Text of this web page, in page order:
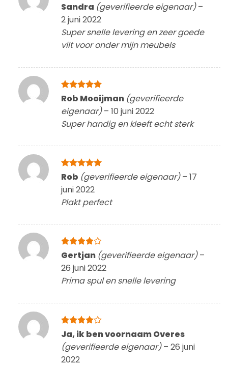
Gewaardeerd
Sandra (geverifieerde eigenaar) –
2 juni 2022
Super snelle levering en zeer goede
vilt voor onder mijn meubels
Gewaardeerd
5uit 5
Rob Mooijman (geverifieerde
eigenaar) – 10 juni 2022
Super handig en kleeft echt sterk
Gewaardeerd
uit 5
Rob (geverifieerde eigenaar) – 17
juni 2022
Plakt perfect
Gewaardeerd
uit 5
Gertjan (geverifieerde eigenaar) –
26 juni 2022
Prima spul en snelle levering
Gewaardeerd
uit 5
Ja, ik ben voornaam Overes
(geverifieerde eigenaar) – 26 juni
2022